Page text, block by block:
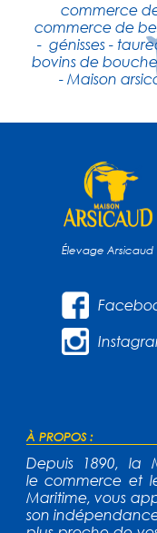
commerce
commerce de
- génisses -
bovins de
- Maison
Élevage Arsicaud
À PROPOS :
Depuis 1890, la
le commerce et
Maritime, vous
son